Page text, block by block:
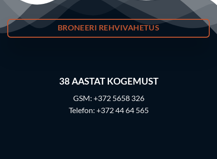
BRONEERI REHVIVAHETUS
38AASTAT KOGEMUST
GSM: +372 5658 326
Telefon: +372 44 64 565